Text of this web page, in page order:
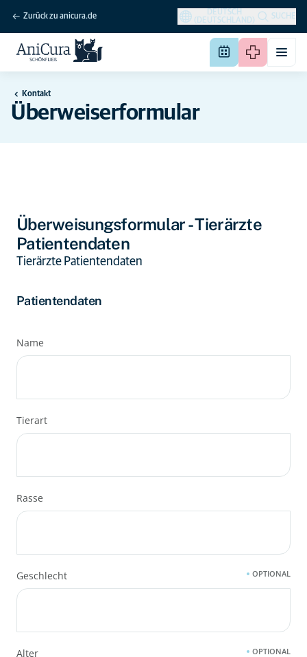
Zurück zu anicura.de
DEUTSCH
(DEUTSCHLAND)
SUCHE
Kontakt
Überweiserformular
Überweisungsformular - Tierärzte
Patientendaten
Tierärzte Patientendaten
Patientendaten
Name
Tierart
Rasse
Geschlecht OPTIONAL
Alter OPTIONAL